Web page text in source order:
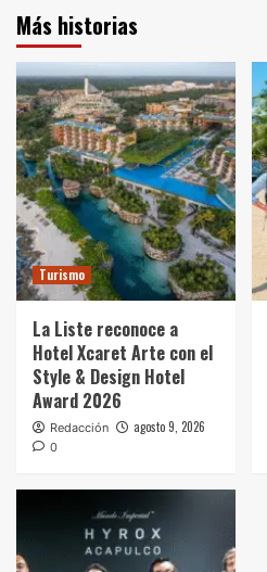
Más historias
Turismo
La Liste reconoce a
Hotel Xcaret Arte con el
Style & Design Hotel
Award 2026
Redacción agosto 9, 2026
0